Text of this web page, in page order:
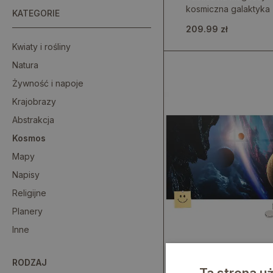
KATEGORIE
Kwiaty i rośliny
Natura
Żywność i napoje
Krajobrazy
Abstrakcja
Kosmos
Mapy
Napisy
Religijne
Planery
Inne
RODZAJ
kosmiczna galaktyka
209.99 zł
na ścianę mgławica